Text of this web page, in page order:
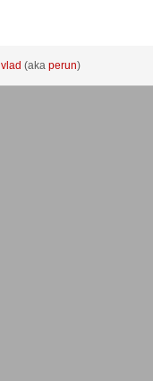
vlad (aka perun)